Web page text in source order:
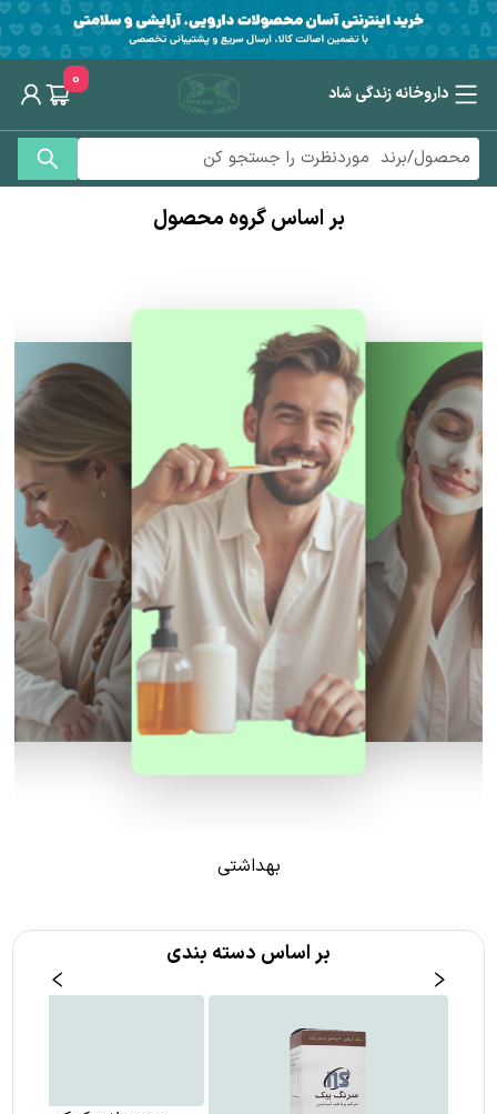
داروخانه زندگی شاد
0
بر اساس گروه محصول
بهداشتی
بر اساس دسته بندی